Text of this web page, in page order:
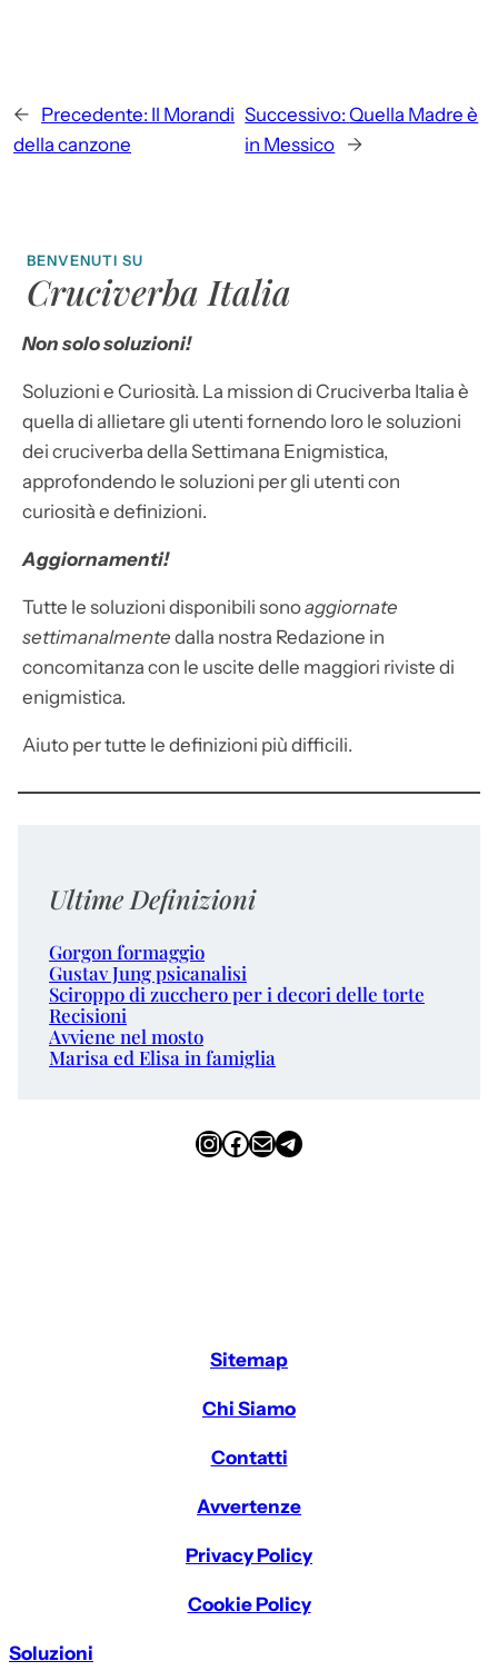
← Precedente: Il Morandi
della canzone
Successivo: Quella Madre è
in Messico →
BENVENUTI SU
Cruciverba Italia
Non solo soluzioni!
Soluzioni e Curiosità. La mission di Cruciverba Italia è
quella di allietare gli utenti fornendo loro le soluzioni
dei cruciverba della Settimana Enigmistica,
approfondendo le soluzioni per gli utenti con
curiosità e definizioni.
Aggiornamenti!
Tutte le soluzioni disponibili sonoaggiornate
settimanalmente dalla nostra Redazione in
concomitanza con le uscite delle maggiori riviste di
enigmistica.
Aiuto per tutte le definizioni più difficili.
Ultime Definizioni
Gorgon formaggio
Gustav Jung psicanalisi
Sciroppo di zucchero per i decori delle torte
Recisioni
Avviene nel mosto
Marisa ed Elisa in famiglia
InstagramFacebook Email Telegram
Sitemap
Chi Siamo
Contatti
Avvertenze
Privacy Policy
Cookie Policy
Soluzioni